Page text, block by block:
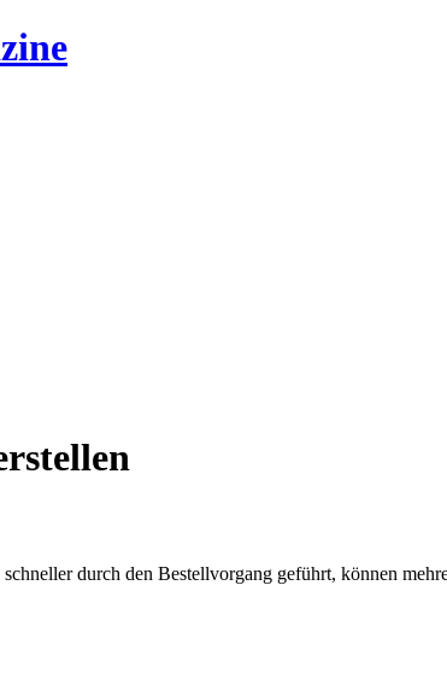
durch den Bestellvorgang geführt, können